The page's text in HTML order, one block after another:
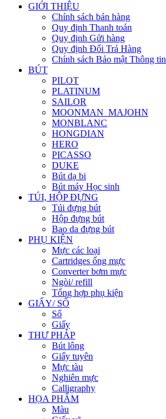
GIỚI THIỆU
Chính sách bán hàng
Quy định Thanh toán
Quy định Gửi hàng
Quy định Đổi Trả Hàng
Chính sách Bảo mật Thông tin
BÚT
PILOT
PLATINUM
SAILOR
MOONMAN_MAJOHN
MONBLANC
HONGDIAN
HERO
PICASSO
DUKE
Bút dạ bi
Bút máy Học sinh
TÚI, HỘP ĐỰNG
Túi đựng bút
Hộp đựng bút
Bao da đựng bút
PHỤ KIỆN
Mực các loại
Cartridges ống mực
Converter bơm mực
Ngòi/ refill
Tổng hợp phụ kiện
GIẤY/ SỔ
Sổ
Giấy
THƯ PHÁP
Bút lông
Giấy tuyên
Mực tàu
Nghiên mực
Calligraphy
HỌA PHẨM
Màu